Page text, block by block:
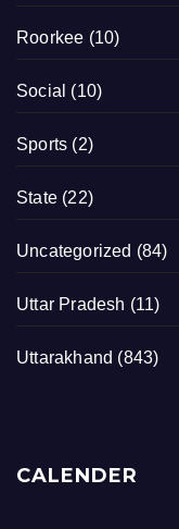
Roorkee (10)
Social (10)
Sports (2)
State (22)
Uncategorized (84)
Uttar Pradesh (11)
Uttarakhand (843)
CALENDER